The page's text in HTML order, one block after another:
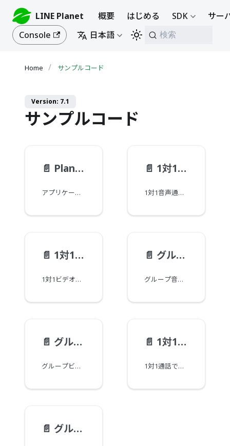
LINE Planet 概要 はじめる SDK
サー
Console
日本語 検索
サンプルコード
Version: 7.1
サンプルコード
📄️ PlanetKitの初期化およびログ設定
アプリケーションでLINE Planetの機能を使用する前にPlanetKitを初期化する必要があります。ここでは、PlanetKitを初期化し、ログを設定するサンプルコードを提供します。
📄️ 1対1音声通話
1対1音声通話を実装するサンプルコードです。
📄️ 1対1ビデオ通話
1対1ビデオ通話を実装するサンプルコードです。
📄️ グループ音声通話
グループ音声通話を実装するサンプルコードです。
📄️ グループビデオ通話
グループビデオ通話を実装するサンプルコードです。
📄️ 1対1通話画面共有
1対1通話で画面を共有するサンプルコードです。
📄️ グループ通話画面共有